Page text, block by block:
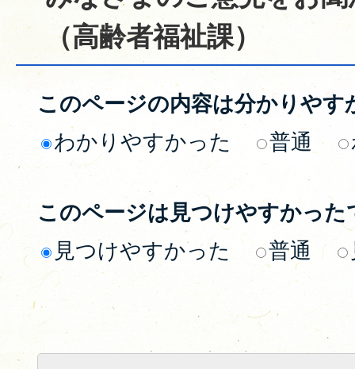
（高齢者福祉課）
このページの内容は分かりやす
わかりやすかった
普通
このページは見つけやすかった
見つけやすかった
普通